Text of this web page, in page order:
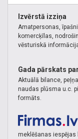
Izvērstā izziņa
Amatpersonas,
komercķīlas,
vēsturiskā
Gada pārskats
Aktuālā bilance,
naudas plūsma u.c.
formāts.
meklēšanas